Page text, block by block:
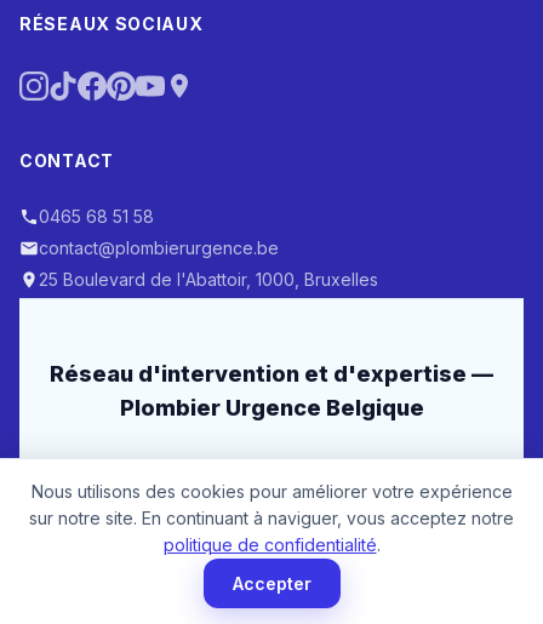
RÉSEAUX SOCIAUX
CONTACT
0465 68 51 58
contact@plombierurgence.be
25 Boulevard de l'Abattoir, 1000, Bruxelles
Réseau d'intervention et d'expertise —
Plombier Urgence Belgique
Nos Services de Plomberie
Débouchage Canalisation
Recherche & Réparation de Fuite
Dépannage & Entretien Chaudière
Nous utilisons des cookies pour améliorer votre expérience
sur notre site. En continuant à naviguer, vous acceptez notre
politique de confidentialité
Accepter